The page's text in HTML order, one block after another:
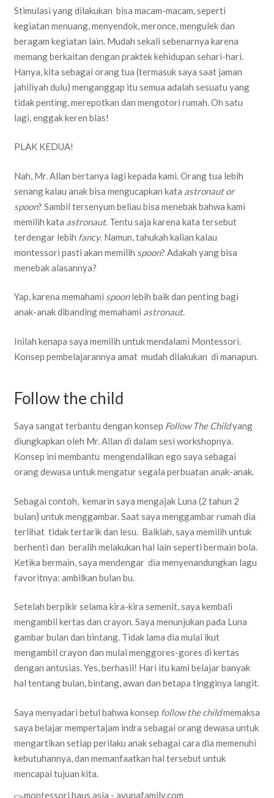
Stimulasi yang dilakukan bisa macam-macam, seperti
kegiatan menuang, menyendok, meronce, mengulek dan
beragam kegiatan lain. Mudah sekali sebenarnya karena
memang berkaitan dengan praktek kehidupan sehari-hari.
Hanya, kita sebagai orang tua (termasuk saya saat jaman
jahiliyah dulu) menganggap itu semua adalah sesuatu yang
tidak penting, merepotkan dan mengotori rumah. Oh satu
lagi, enggak keren blas!
PLAK KEDUA!
Nah, Mr. Allan bertanya lagi kepada kami. Orang tua lebih
senang kalau anak bisa mengucapkan kata astronaut or
spoon? Sambil tersenyum beliau bisa menebak bahwa kami
memilih kata astronaut. Tentu saja karena kata tersebut
terdengar lebih fancy. Namun, tahukah kalian kalau
montessori pasti akan memilih spoon? Adakah yang bisa
menebak alasannya?
Yap, karena memahami spoonlebih baik dan penting bagi
anak-anak dibanding memahami astronaut.
Inilah kenapa saya memilih untuk mendalami Montessori.
Konsep pembelajarannya amat mudah dilakukan di manapun.
Follow the child
Saya sangat terbantu dengan konsep Follow The Childyang
diungkapkan oleh Mr. Allan di dalam sesi workshopnya.
Konsep ini membantu mengendalikan ego saya sebagai
orang dewasa untuk mengatur segala perbuatan anak-anak.
Sebagai contoh, kemarin saya mengajak Luna (2 tahun 2
bulan) untuk menggambar. Saat saya menggambar rumah dia
terlihat tidak tertarik dan lesu. Baiklah, saya memilih untuk
berhenti dan beralih melakukan hal lain seperti bermain bola.
Ketika bermain, saya mendengar dia menyenandungkan lagu
favoritnya: ambilkan bulan bu.
Setelah berpikir selama kira-kira semenit, saya kembali
mengambil kertas dan crayon. Saya menunjukan pada Luna
gambar bulan dan bintang. Tidak lama dia mulai ikut
mengambil crayon dan mulai menggores-gores di kertas
dengan antusias. Yes, berhasil! Hari itu kami belajar banyak
hal tentang bulan, bintang, awan dan betapa tingginya langit.
Saya menyadari betul bahwa konsep follow the childmemaksa
saya belajar mempertajam indra sebagai orang dewasa untuk
mengartikan setiap perilaku anak sebagai cara dia memenuhi
kebutuhannya, dan memanfaatkan hal tersebut untuk
mencapai tujuan kita.